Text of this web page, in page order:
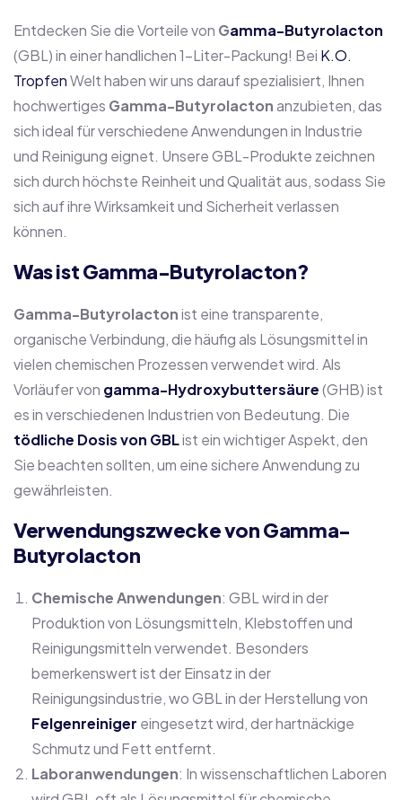
Entdecken Sie die Vorteile von Gamma-Butyrolacton
(GBL) in einer handlichen 1-Liter-Packung! Bei K.O.
TropfenWelt haben wir uns darauf spezialisiert, Ihnen
hochwertiges Gamma-Butyrolactonanzubieten, das
sich ideal für verschiedene Anwendungen in Industrie
und Reinigung eignet. Unsere GBL-Produkte zeichnen
sich durch höchste Reinheit und Qualität aus, sodass Sie
sich auf ihre Wirksamkeit und Sicherheit verlassen
können.
Was ist Gamma-Butyrolacton?
Gamma-Butyrolactonist eine transparente,
organische Verbindung, die häufig als Lösungsmittel in
vielen chemischen Prozessen verwendet wird. Als
Vorläufer von gamma-Hydroxybuttersäure(GHB) ist
es in verschiedenen Industrien von Bedeutung. Die
tödliche Dosis von GBList ein wichtiger Aspekt, den
Sie beachten sollten, um eine sichere Anwendung zu
gewährleisten.
Verwendungszwecke von Gamma-
Butyrolacton
Chemische Anwendungen: GBL wird in der
Produktion von Lösungsmitteln, Klebstoffen und
Reinigungsmitteln verwendet. Besonders
bemerkenswert ist der Einsatz in der
Reinigungsindustrie, wo GBL in der Herstellung von
Felgenreiniger eingesetzt wird, der hartnäckige
Schmutz und Fett entfernt.
Laboranwendungen: In wissenschaftlichen Laboren